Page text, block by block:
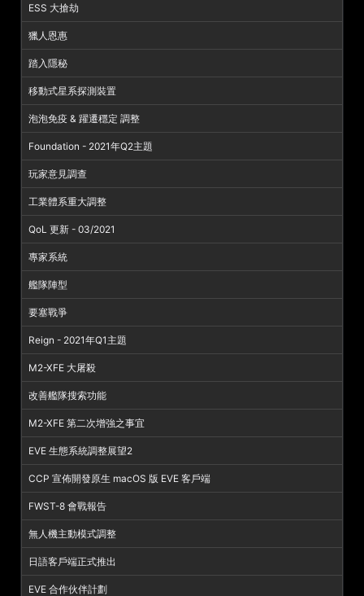
ESS 大搶劫
獵人恩惠
踏入隱秘
移動式星系探測裝置
泡泡免疫 & 躍遷穩定 調整
Foundation - 2021年Q2主題
玩家意見調查
工業體系重大調整
QoL 更新 - 03/2021
專家系統
艦隊陣型
要塞戰爭
Reign - 2021年Q1主題
M2-XFE 大屠殺
改善艦隊搜索功能
M2-XFE 第二次增強之事宜
EVE 生態系統調整展望2
CCP 宣佈開發原生 macOS 版 EVE 客戶端
FWST-8 會戰報告
無人機主動模式調整
日語客戶端正式推出
EVE 合作伙伴計劃